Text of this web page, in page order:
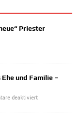
Priester
und Familie –
deaktiviert